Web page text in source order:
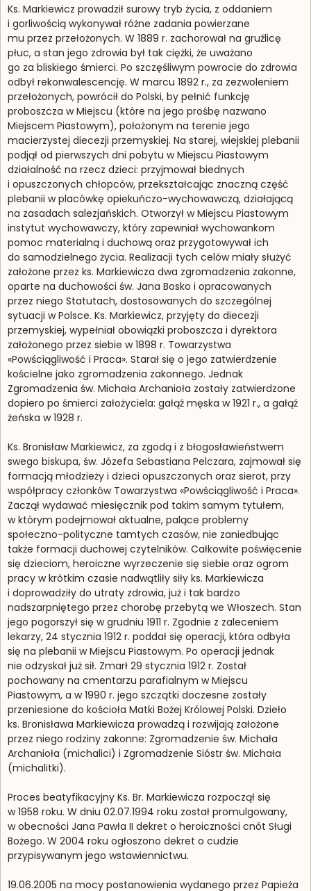
Ks. Markiewicz prowadził surowy tryb życia, z oddaniem
i gorliwością wykonywał różne zadania powierzane
mu przez przełożonych. W 1889 r. zachorował na gruźlicę
płuc, a stan jego zdrowia był tak ciężki, że uważano
go za bliskiego śmierci. Po szczęśliwym powrocie do zdrowia
odbył rekonwalescencję. W marcu 1892 r., za zezwoleniem
przełożonych, powrócił do Polski, by pełnić funkcję
proboszcza w Miejscu (które na jego prośbę nazwano
Miejscem Piastowym), położonym na terenie jego
macierzystej diecezji przemyskiej. Na starej, wiejskiej plebanii
podjął od pierwszych dni pobytu w Miejscu Piastowym
działalność na rzecz dzieci: przyjmował biednych
i opuszczonych chłopców, przekształcając znaczną część
plebanii w placówkę opiekuńczo-wychowawczą, działającą
na zasadach salezjańskich. Otworzył w Miejscu Piastowym
instytut wychowawczy, który zapewniał wychowankom
pomoc materialną i duchową oraz przygotowywał ich
do samodzielnego życia. Realizacji tych celów miały służyć
założone przez ks. Markiewicza dwa zgromadzenia zakonne,
oparte na duchowości św. Jana Bosko i opracowanych
przez niego Statutach, dostosowanych do szczególnej
sytuacji w Polsce. Ks. Markiewicz, przyjęty do diecezji
przemyskiej, wypełniał obowiązki proboszcza i dyrektora
założonego przez siebie w 1898 r. Towarzystwa
«Powściągliwość i Praca». Starał się o jego zatwierdzenie
kościelne jako zgromadzenia zakonnego. Jednak
Zgromadzenia św. Michała Archanioła zostały zatwierdzone
dopiero po śmierci założyciela: gałąź męska w 1921 r., a gałąź
żeńska w 1928 r.
Ks. Bronisław Markiewicz, za zgodą i z błogosławieństwem
swego biskupa, św. Józefa Sebastiana Pelczara, zajmował się
formacją młodzieży i dzieci opuszczonych oraz sierot, przy
współpracy członków Towarzystwa «Powściągliwość i Praca».
Zaczął wydawać miesięcznik pod takim samym tytułem,
w którym podejmował aktualne, palące problemy
społeczno-polityczne tamtych czasów, nie zaniedbując
także formacji duchowej czytelników. Całkowite poświęcenie
się dzieciom, heroiczne wyrzeczenie się siebie oraz ogrom
pracy w krótkim czasie nadwątliły siły ks. Markiewicza
i doprowadziły do utraty zdrowia, już i tak bardzo
nadszarpniętego przez chorobę przebytą we Włoszech. Stan
jego pogorszył się w grudniu 1911 r. Zgodnie z zaleceniem
lekarzy, 24 stycznia 1912 r. poddał się operacji, która odbyła
się na plebanii w Miejscu Piastowym. Po operacji jednak
nie odzyskał już sił. Zmarł 29 stycznia 1912 r. Został
pochowany na cmentarzu parafialnym w Miejscu
Piastowym, a w 1990 r. jego szczątki doczesne zostały
przeniesione do kościoła Matki Bożej Królowej Polski. Dzieło
ks. Bronisława Markiewicza prowadzą i rozwijają założone
przez niego rodziny zakonne: Zgromadzenie św. Michała
Archanioła (michalici) i Zgromadzenie Sióstr św. Michała
(michalitki).
Proces beatyfikacyjny Ks. Br. Markiewicza rozpoczął się
w 1958 roku. W dniu 02.07.1994 roku został promulgowany,
w obecności Jana Pawła II dekret o heroiczności cnót Sługi
Bożego. W 2004 roku ogłoszono dekret o cudzie
przypisywanym jego wstawiennictwu.
19.06.2005 na mocy postanowienia wydanego przez Papieża